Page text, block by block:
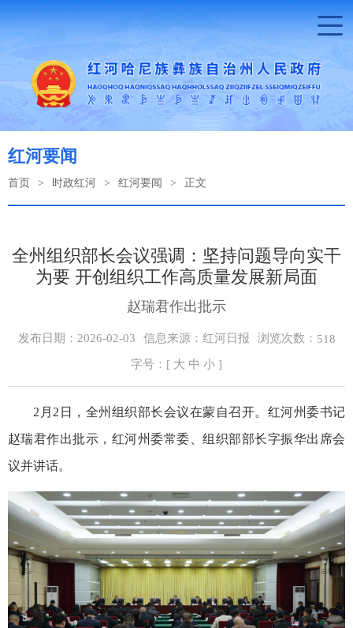
红河要闻
首页 > 时政红河 > 红河要闻 > 正文
全州组织部长会议强调：坚持问题导向实干
为要 开创组织工作高质量发展新局面
赵瑞君作出批示
发布日期：2026-02-03 信息来源：红河日报 浏览次数： 518
字号：[ 大 中 小 ]
2月2日，全州组织部长会议在蒙自召开。红河州委书记
赵瑞君作出批示，红河州委常委、组织部部长字振华出席会
议并讲话。